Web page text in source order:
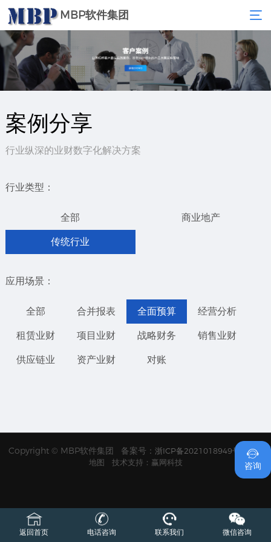
MBP软件集团
案例分享
行业纵深的业财数字化解决方案
行业类型：
全部 商业地产
传统行业
应用场景：
全部 合并报表 全面预算 经营分析
租赁业财 项目业财 战略财务 销售业财
供应链业 资产业财 对账
Copyright © MBP软件集团 备案号： 浙ICP备2021018949号
网站
地图
技术支持：赢网科技

咨询
返回首页 电话咨询 联系我们 微信咨询